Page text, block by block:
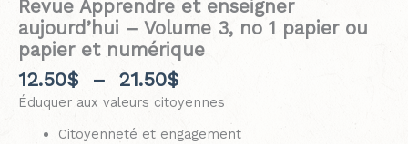
Revue Apprendre et enseigner
aujourd’hui – Volume 3, no 1 papier ou
papier et numérique
12.50$ – 21.50$
Éduquer aux valeurs citoyennes
Citoyenneté et engagement